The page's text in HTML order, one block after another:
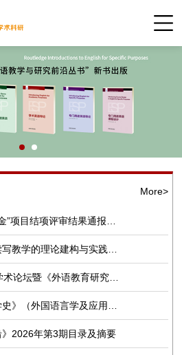
More>
”项目结项评审结果通报
教学的理论建构与实践探
论坛暨《外语教育研究前
》（外国语言学及应用语
2026年第3期目录及摘要